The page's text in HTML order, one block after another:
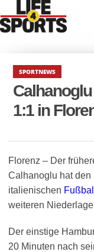
SPORTNEWS
1:1 in
Florenz – Der
Calhanoglu hat
italienischen Fußball
weiteren
Der einstige
20 Minuten nach